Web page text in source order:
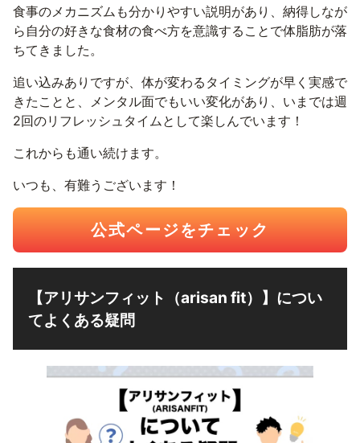
食事のメカニズムも分かりやすい説明があり、納得しなが
ら自分の好きな食材の食べ方を意識することで体脂肪が落
ちてきました。
追い込みありですが、体が変わるタイミングが早く実感で
きたことと、メンタル面でもいい変化があり、いまでは週
2回のリフレッシュタイムとして楽しんでいます！
これからも通い続けます。
いつも、有難うございます！
公式ページをチェック
【アリサンフィット（arisan fit）】につい
てよくある疑問